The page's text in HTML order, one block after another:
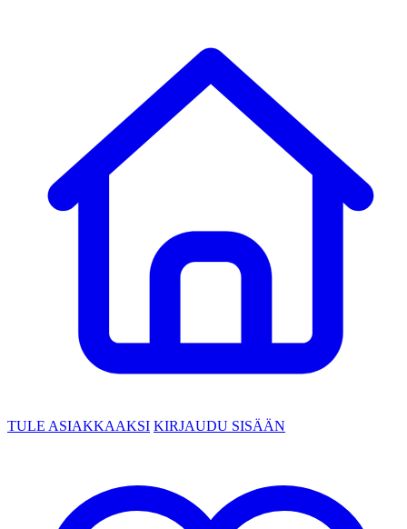
TULE ASIAKKAAKSI KIRJAUDU SISÄÄN